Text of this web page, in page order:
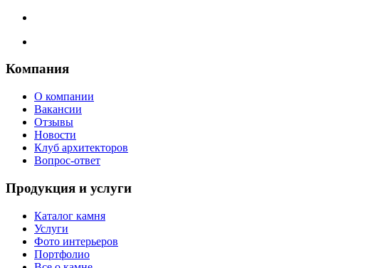
Компания
О компании
Вакансии
Отзывы
Новости
Клуб архитекторов
Вопрос-ответ
Продукция и услуги
Каталог камня
Услуги
Фото интерьеров
Портфолио